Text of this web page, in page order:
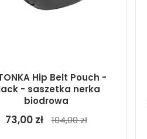
Hip Belt Pouch -
- saszetka nerka
biodrowa
73,00 zł 104,00 zł